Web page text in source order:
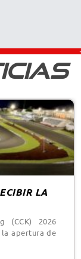
LA
(CCK) 2026
apertura de